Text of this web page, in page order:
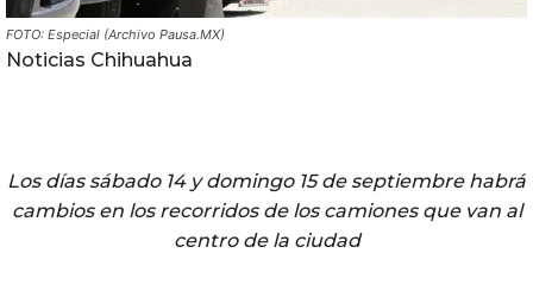
FOTO: Especial (Archivo Pausa.MX)
Noticias Chihuahua
Los días sábado 14 y domingo 15 de septiembre habrá
cambios en los recorridos de los camiones que van al
centro de la ciudad